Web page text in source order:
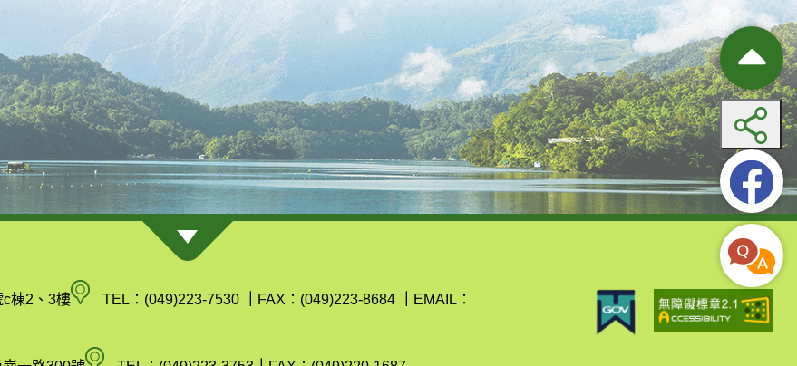
棟2、3樓南
縣
TEL：(049)223-7530 FAX：(049)223-8684 EMAIL：
空